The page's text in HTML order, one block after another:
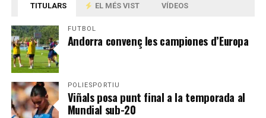
TITULARS EL MÉS VIST VÍDEOS
FUTBOL
Andorra convenç les campiones d’Europa
POLIESPORTIU
Viñals posa punt final a la temporada al
Mundial sub-20